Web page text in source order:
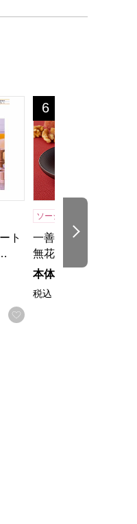
タログ】
年間ギフト】
る
ト【カタログギフト】【
ト
お気に入りに登録する
一善や 干柿と胡桃
6
位
ソーシャルギフト
一善や 干柿と胡桃と
無花果のミルフ…
本体
税込
次の商品